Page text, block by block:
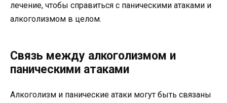
лечение, чтобы справиться с паническими атаками и
алкоголизмом в целом.
Связь между алкоголизмом и
паническими атаками
Алкоголизм и панические атаки могут быть связаны